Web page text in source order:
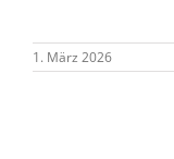
1. März 2026